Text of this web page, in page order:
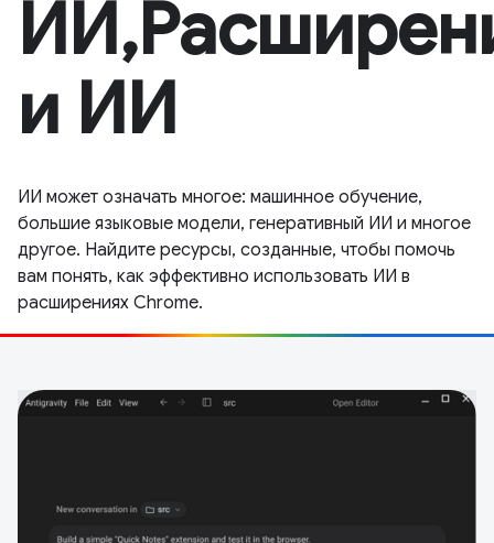
и ИИ
ИИ может означать многое: машинное обучение,
большие языковые модели, генеративный ИИ и многое
другое. Найдите ресурсы, созданные, чтобы помочь
вам понять, как эффективно использовать ИИ в
расширениях Chrome.